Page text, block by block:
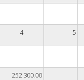
4 5
252 300.00